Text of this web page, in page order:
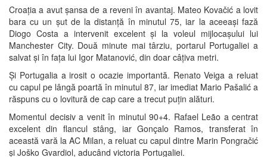
Croația a avut șansa de a reveni în avantaj. Mateo Kovačić a lovit
bara cu un șut de la distanță în minutul 75, iar la aceeași fază
Diogo Costa a intervenit excelent și la voleul mijlocașului lui
Manchester City. Două minute mai târziu, portarul Portugaliei a
salvat și în fața lui Igor Matanović, din doar câțiva metri.
Și Portugalia a irosit o ocazie importantă. Renato Veiga a reluat
cu capul pe lângă poartă în minutul 87, iar imediat Mario Pašalić a
răspuns cu o lovitură de cap care a trecut puțin alături.
Momentul decisiv a venit în minutul 90+4. Rafael Leão a centrat
excelent din flancul stâng, iar Gonçalo Ramos, transferat în
această vară la AC Milan, a reluat cu capul dintre Marin Pongračić
și Joško Gvardiol, aducând victoria Portugaliei.